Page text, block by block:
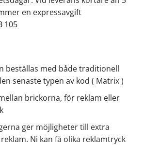
en expressavgift
105
beställas med både traditionell
senaste typen av kod ( Matrix )
brickorna, för reklam eller
ger möjligheter till extra
Ni kan få olika reklamtryck